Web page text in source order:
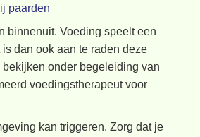
paarden
binnenuit. Voeding speelt een
dan ook aan te raden deze
bekijken onder begeleiding van
voedingstherapeut voor
kan triggeren. Zorg dat je